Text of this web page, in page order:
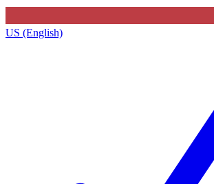
US (English)